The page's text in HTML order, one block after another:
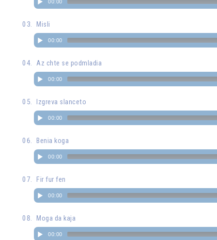
00:00
Misli
00:00
Az chte se podmladia
00:00
Izgreva slanceto
00:00
Benia koga
00:00
Fir fur fen
00:00
Moga da kaja
00:00